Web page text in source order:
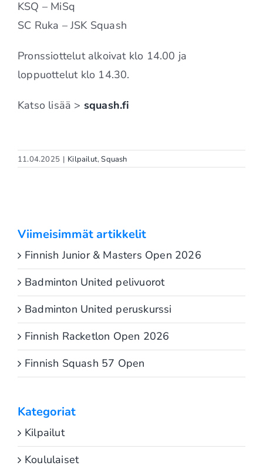
KSQ – MiSq
SC Ruka – JSK Squash
Pronssiottelut alkoivat klo 14.00 ja
loppuottelut klo 14.30.
Katso lisää > squash.fi
11.04.2025 | Kilpailut,Squash
Viimeisimmät artikkelit
Finnish Junior & Masters Open 2026
Badminton United pelivuorot
Badminton United peruskurssi
Finnish Racketlon Open 2026
Finnish Squash 57 Open
Kategoriat
Kilpailut
Koululaiset